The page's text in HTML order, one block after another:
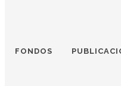
FONDOS